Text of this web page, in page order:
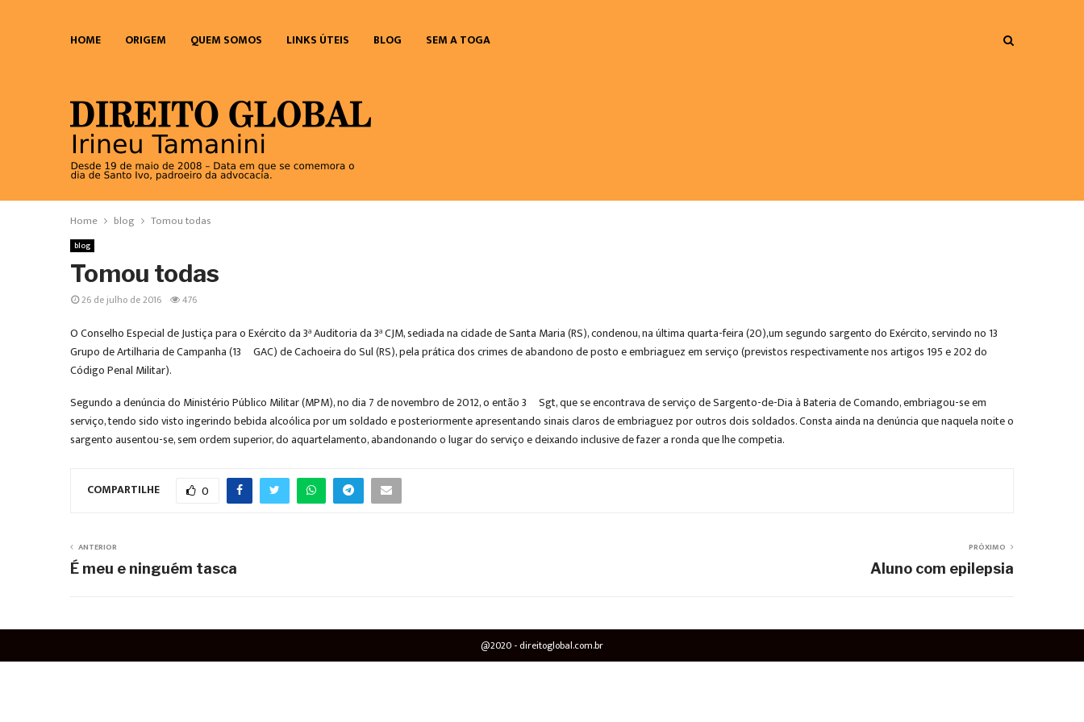
HOME ORIGEM QUEM SOMOS LINKS ÚTEIS BLOG SEM A TOGA
Home blog Tomou todas
blog
Tomou todas
26 de julho de 2016 476
O Conselho Especial de Justiça para o Exército da 3ª Auditoria da 3ª CJM, sediada na cidade de Santa Maria (RS), condenou, na última quarta-feira (20),um segundo sargento do Exército, servindo no 13º
Grupo de Artilharia de Campanha (13º GAC) de Cachoeira do Sul (RS), pela prática dos crimes de abandono de posto e embriaguez em serviço (previstos respectivamente nos artigos 195 e 202 do
Código Penal Militar).
Segundo a denúncia do Ministério Público Militar (MPM), no dia 7 de novembro de 2012, o então 3º Sgt, que se encontrava de serviço de Sargento-de-Dia à Bateria de Comando, embriagou-se em
serviço, tendo sido visto ingerindo bebida alcoólica por um soldado e posteriormente apresentando sinais claros de embriaguez por outros dois soldados. Consta ainda na denúncia que naquela noite o
sargento ausentou-se, sem ordem superior, do aquartelamento, abandonando o lugar do serviço e deixando inclusive de fazer a ronda que lhe competia.
COMPARTILHE 0
ANTERIOR
É meu e ninguém tasca
PRÓXIMO
Aluno com epilepsia
@2020 - direitoglobal.com.br